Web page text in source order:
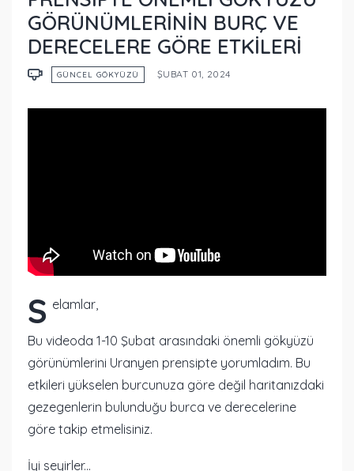
GÖRÜNÜMLERININ BURÇ VE
DERECELERE GÖRE ETKILERI
GÜNCEL GÖKYÜZÜ ŞUBAT 01, 2024
S elamlar,
Bu videoda 1-10 Şubat arasındaki önemli gökyüzü
görünümlerini Uranyen prensipte yorumladım. Bu
etkileri yükselen burcunuza göre değil haritanızdaki
gezegenlerin bulunduğu burca ve derecelerine
göre takip etmelisiniz.
İyi seyirler...